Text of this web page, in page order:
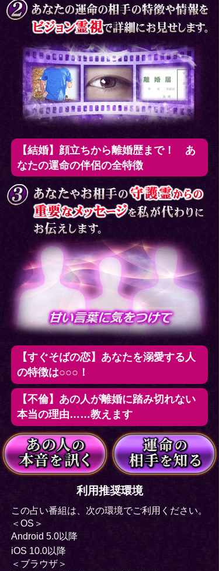
【結婚】顔立ちから離婚歴まで！ あ
なたの運命の伴侶の全特徴
【すぐそばの恋】あなたを溺愛する人
の特徴は○○○！
【不倫】あの人が離婚に踏み切れない
本当の理由……教えます
利用推奨環境
この占い番組は、次の環境でご利用ください。
＜OS＞
Android 5.0以降
iOS 10.0以降
＜ブラウザ＞